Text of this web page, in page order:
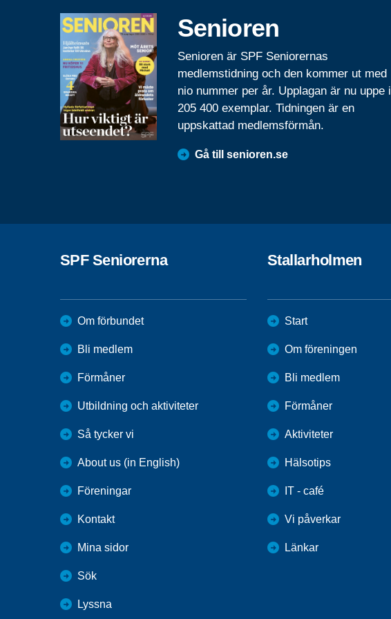
Senioren
Senioren är SPF Seniorernas
medlemstidning och den kommer ut med
nio nummer per år. Upplagan är nu uppe i
205 400 exemplar. Tidningen är en
uppskattad medlemsförmån.
Gå till senioren.se
SPF Seniorerna
Om förbundet
Bli medlem
Förmåner
Utbildning och aktiviteter
Så tycker vi
About us (in English)
Föreningar
Kontakt
Mina sidor
Sök
Lyssna
Stallarholmen
Start
Om föreningen
Bli medlem
Förmåner
Aktiviteter
Hälsotips
IT - café
Vi påverkar
Länkar